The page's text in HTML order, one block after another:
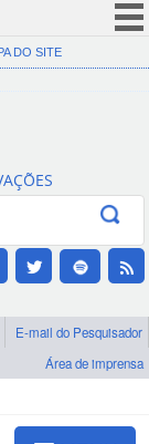
(COVID-19)
Canais
DO SITE
E-mail do Pesquisador
Área de imprensa